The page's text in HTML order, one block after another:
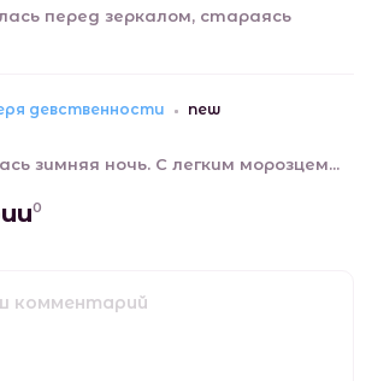
перед зеркалом, стараясь
девственности new
зимняя ночь. С легким морозцем...
0